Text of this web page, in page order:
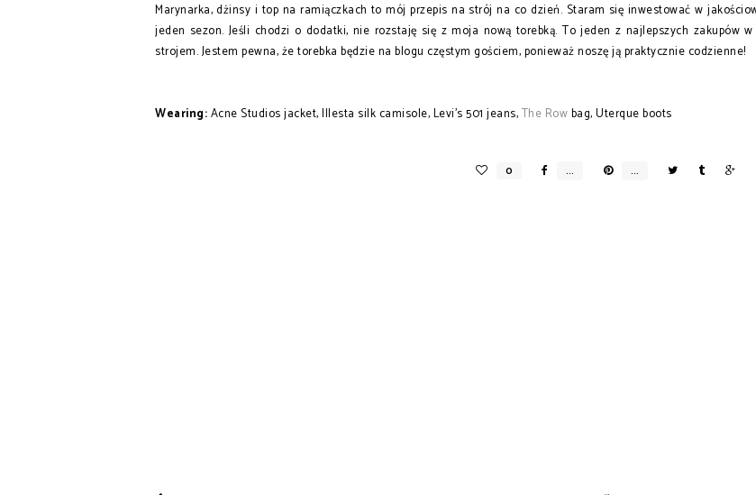
Marynarka, dżinsy i top na ramiączkach to mój przepis na strój na co dzień. Staram się inwestować w
jeden sezon. Jeśli chodzi o dodatki, nie rozstaję się z moja nową torebką. To jeden z najlepszych zakupów
strojem. Jestem pewna, że torebka będzie na blogu częstym gościem, ponieważ noszę ją praktycznie codzienne!
Wearing:Acne Studios jacket, Illesta silk camisole, Levi's 501 jeans,The Rowbag, Uterque boots